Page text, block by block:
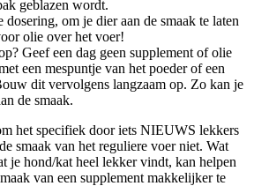
geblazen wordt.
om je dier aan de smaak te laten
olie over het voer!
Geef een dag geen supplement of olie
een mespuntje van het poeder of een
dit vervolgens langzaam op. Zo kan je
de smaak.
het specifiek door iets NIEUWS lekkers
smaak van het reguliere voer niet. Wat
je hond/kat heel lekker vindt, kan helpen
van een supplement makkelijker te